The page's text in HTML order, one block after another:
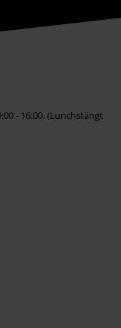
- 16:00. (Lunchstängt